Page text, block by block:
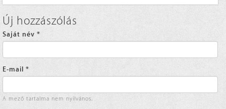
Új hozzászólás
Saját név *
E-mail *
A mező tartalma nem nyilvános.